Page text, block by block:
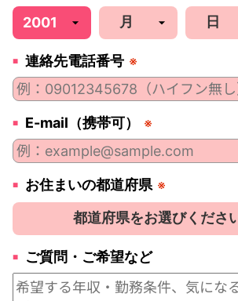
連絡先電話番号 ※
E-mail（携帯可） ※
お住まいの都道府県 ※
ご質問・ご希望など